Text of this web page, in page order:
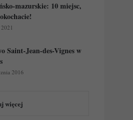
mazurskie: 10 miejsc,
Saint-Jean-des-Vignes w
2016
więcej